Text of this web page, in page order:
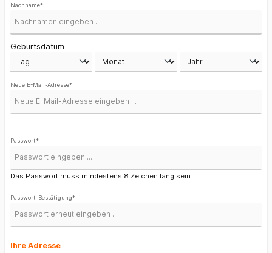
Nachname*
Geburtsdatum
Neue E-Mail-Adresse*
Passwort*
Das Passwort muss mindestens 8 Zeichen lang sein.
Passwort-Bestätigung*
Ihre Adresse